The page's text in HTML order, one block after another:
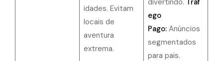
idades. Evitam
locais de
aventura
extrema.
divertindo. Tráf
ego
Pago:Anúncios
segmentados
para pais.